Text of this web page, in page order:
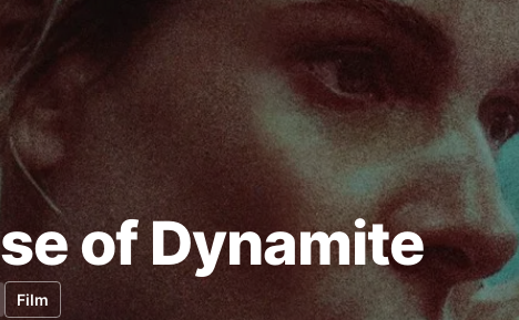
of Dynamite
Film